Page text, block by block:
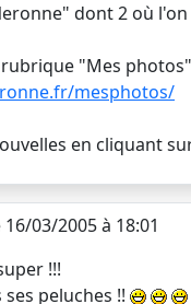
dont 2 où
"Mes
mesphotos/
en cliquant
16/03/2005 à 18:01
!!!
peluches !!